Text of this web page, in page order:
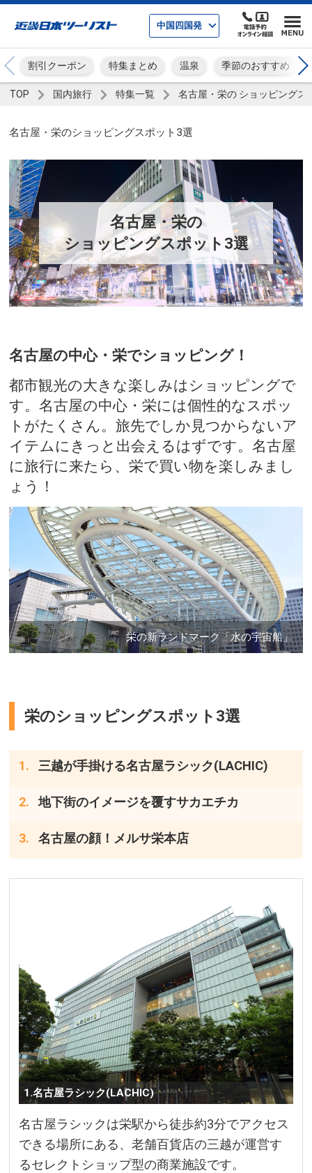
中国四国発
割引クーポン 特集まとめ 温泉 季節のおすすめ
TOP 国内旅行 特集一覧 名古屋・栄の ショッピングス
​名古屋・栄のショッピングスポット3選
​名古屋・栄の
ショッピングスポット3選
名古屋の中心・栄でショッピング！
都市観光の大きな楽しみはショッピングで
す。名古屋の中心・栄には個性的なスポッ
トがたくさん。旅先でしか見つからないア
イテムにきっと出会えるはずです。名古屋
に旅行に来たら、栄で買い物を楽しみまし
ょう！
栄の新ランドマーク「水の宇宙船」
栄のショッピングスポット3選
三越が手掛ける名古屋ラシック(LACHIC)
地下街のイメージを覆すサカエチカ
名古屋の顔！メルサ栄本店
1.名古屋ラシック(LACHIC)
名古屋ラシックは栄駅から徒歩約3分でアクセス
できる場所にある、老舗百貨店の三越が運営す
るセレクトショップ型の商業施設です。